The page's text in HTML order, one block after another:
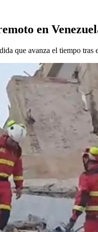
en
que avanza el tiempo tras